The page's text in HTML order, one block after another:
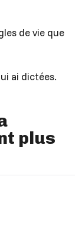
de vie que
ai dictées.
plus